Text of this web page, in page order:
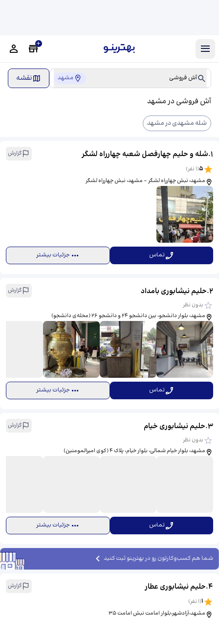
آش فروشی مشهد نقشه
آش فروشی در مشهد
شله مشهدی در مشهد
1
.شله و حلیم چهارفصل شعبه چهارراه لشگر گزارش
5
(
1 نفر)
مشهد، نبش چهارراه لشگر - مشهد، نبش چهارراه لشگر
تماس جزئیات بیشتر
2
.حلیم نیشابوری بامداد
گزارش
بدون نظر
مشهد، بلوار دانشجو، بین دانشجو 24 و دانشجو 26 (محله‌ی دانشجو)
تماس جزئیات بیشتر
3
.حلیم نیشابوری خیام
گزارش
بدون نظر
مشهد، بلوار خیام شمالی، بلوار خیام، پلاک 4 (کوی امیرالمومنین)
تماس جزئیات بیشتر
شما هم کسب‌وکارتون رو در بهترینو ثبت کنید
4
.حلیم نیشابوری عطار گزارش
1
(
1 نفر)
مشهد،آزادشهر،بلوار امامت نبش امامت ۳۵